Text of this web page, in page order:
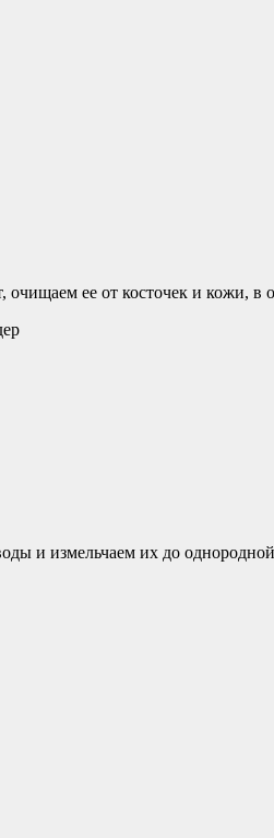
ее от косточек и кожи, в
и измельчаем их до